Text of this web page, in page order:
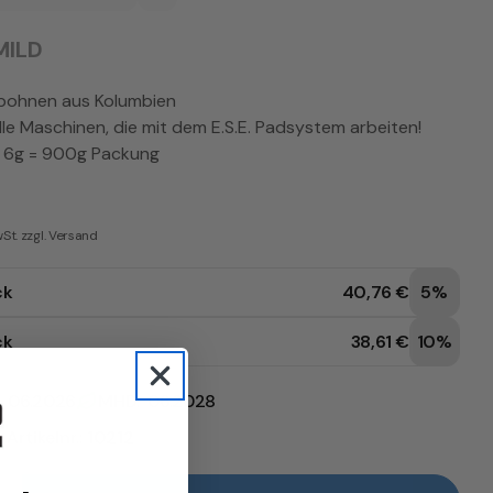
aus Kolumbien
Maschinen, die mit dem E.S.E. Padsystem arbeiten!
6g = 900g Packung
zzgl. Versand
40,76 € 5%
38,61 € 10%
MHD: 06.2028